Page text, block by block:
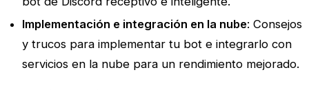
Implementación e integración en la nube: Consejos
y trucos para implementar tu bot e integrarlo con
servicios en la nube para un rendimiento mejorado.